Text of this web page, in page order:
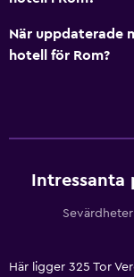
Väckningsservice
Kassaskåp
Mötesrum
När uppdaterade
hotell för Rom?
Intressanta
Här ligger 325 Tor